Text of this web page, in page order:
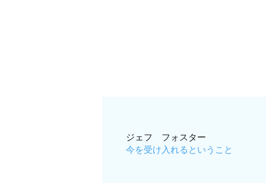
ジェフ フォスター
今を受け入れるということ